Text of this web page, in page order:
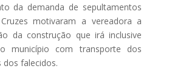
da demanda de sepultamentos
motivaram a vereadora a
da construção que irá inclusive
município com transporte dos
falecidos.